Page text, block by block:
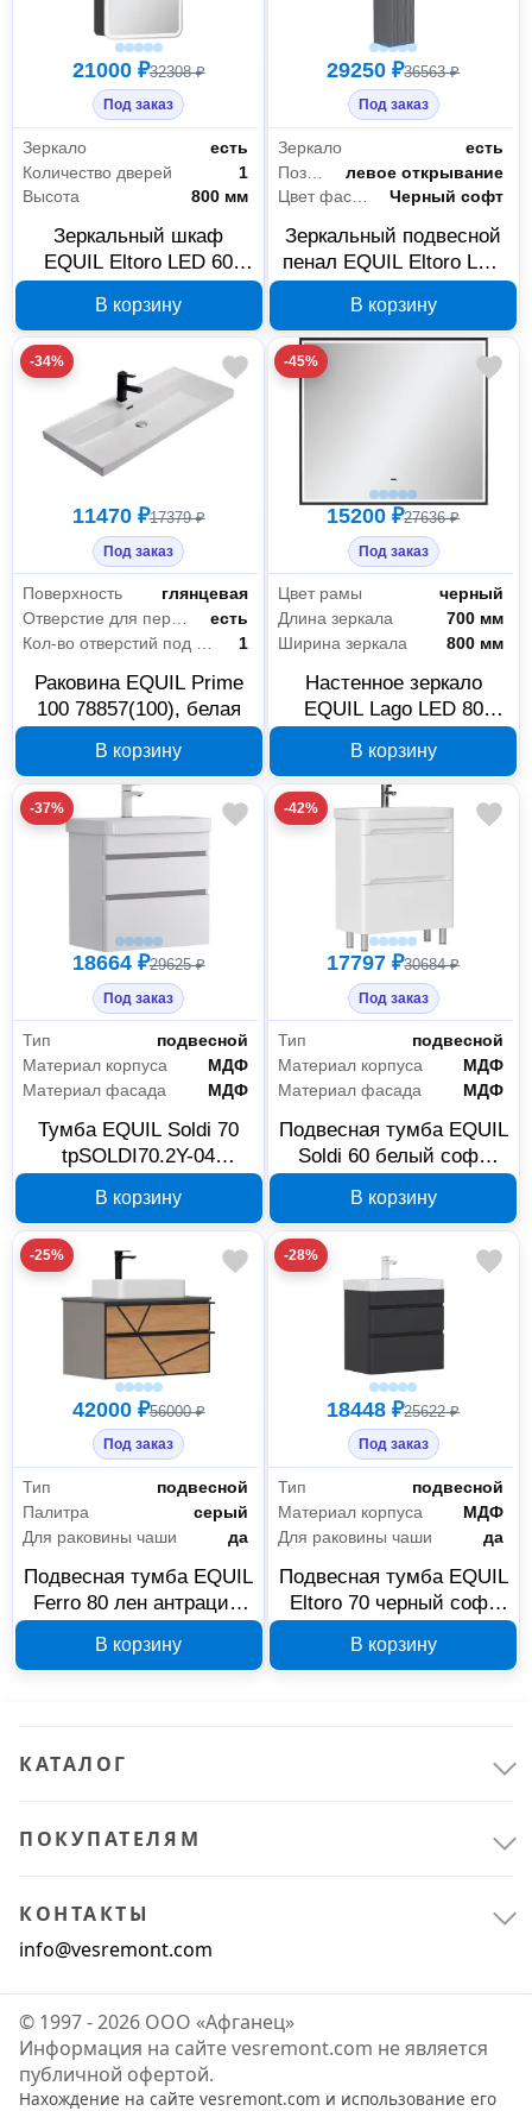
Сантехника 26
Санфаянс 1
21000 ₽32308 ₽
Под заказ
Зеркало
есть
Количество дверей
1
Высота
800 мм
Зеркальный шкаф
EQUIL Eltoro LED 60
szELTR60.R
В корзину
29250 ₽36563 ₽
Под заказ
Зеркало
есть
Позиционирование дверей
левое открывание
Цвет фасада
Черный софт
Зеркальный подвесной
пенал EQUIL Eltoro LED
ppELTR40
В корзину
-34%
11470 ₽17379 ₽
Под заказ
Поверхность
глянцевая
Отверстие для перелива
есть
1
Раковина EQUIL Prime
100 78857(100), белая
В корзину
-45%
15200 ₽27636 ₽
Под заказ
Цвет рамы
черный
Длина зеркала
700 мм
Ширина зеркала
800 мм
Настенное зеркало
EQUIL Lago LED 80
В корзину
-37%
18664 ₽29625 ₽
Под заказ
Тип
подвесной
Материал корпуса
МДФ
Материал фасада
МДФ
Тумба EQUIL Soldi 70
tpSOLDI70.2Y-04
белый софт
В корзину
-42%
17797 ₽30684 ₽
Под заказ
Тип
подвесной
Материал корпуса
МДФ
Материал фасада
МДФ
Подвесная тумба EQUIL
Soldi 60 белый софт
В корзину
-25%
42000 ₽56000 ₽
Под заказ
Тип
подвесной
Палитра
серый
Для раковины чаши
да
Подвесная тумба EQUIL
Ferro 80 лен антрацит/
tpFERRO80.2Y-11
В корзину
-28%
18448 ₽25622 ₽
Под заказ
Тип
подвесной
Материал корпуса
МДФ
Для раковины чаши
да
Подвесная тумба EQUIL
Eltoro 70 черный софт
В корзину
КАТАЛОГ
ПОКУПАТЕЛЯМ
КОНТАКТЫ
info@vesremont.com
© 1997 - 2026 ООО «Афганец»
Информация на сайте vesremont.com не является
публичной офертой.
Нахождение на сайте vesremont.com и использование его